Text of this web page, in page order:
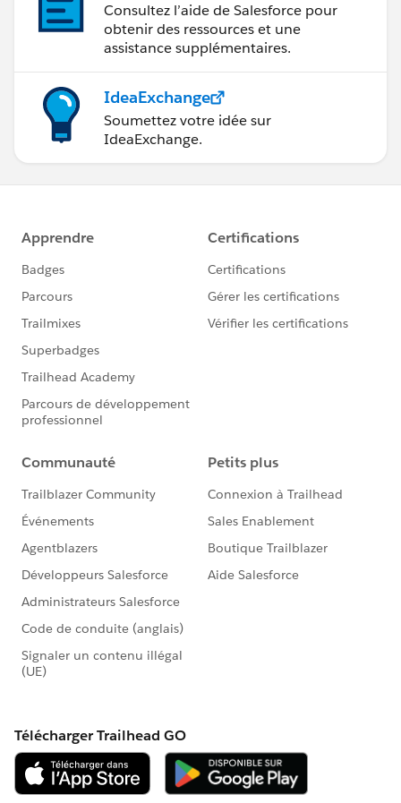
Consultez l’aide de Salesforce pour
obtenir des ressources et une
assistance supplémentaires.
IdeaExchange
Soumettez votre idée sur
IdeaExchange.